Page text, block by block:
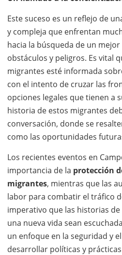
Este suceso es un reflejo de
y compleja que enfrentan
hacia la búsqueda de un
obstáculos y peligros. Es vital
migrantes esté informada
con el intento de cruzar las
opciones legales que tienen a
historia de estos migrantes
conversación, donde se
como las oportunidades
Los recientes eventos en
importancia de la protección
migrantes, mientras que las
labor para combatir el tráfico
imperativo que las historias
una nueva vida sean
un enfoque en la seguridad y
desarrollar políticas y